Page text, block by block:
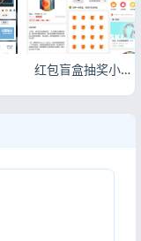
红包盲盒抽奖小程序源码 吸粉互动小程序完整系统